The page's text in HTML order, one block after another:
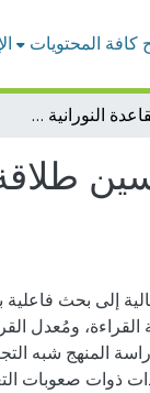
كافة المحتويات
تأثير تطبيق القاعدة النورانية على تحسين طلاقة القراءة لدى تلميذات صعوبات التعلم
إلى بحث فاعلية
القراءة، ومُعدل
ذوات صعوبات